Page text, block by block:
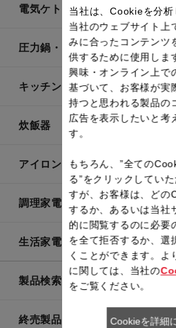
電気ケトル
圧力鍋・電気圧力鍋
キッチン用品
炊飯器
アイロン・衣類スチーマー
調理家電
生活家電
製品検索一覧
終売製品一覧
当社は、Cookieを分析
当社のウェブサイト上
みに合ったコンテンツ
供するために使用しま
興味・オンライン上で
基づいて、お客様が実
持つと思われる製品の
広告を表示したいと考
す。
もちろん、”全ての
る”をクリックしてい
すが、お客様は、どの
するか、あるいは当社
的に閲覧するのに必要
を全て拒否するか、選
くことができます。よ
に関しては、当社の
をご覧ください。
Cookieを詳細